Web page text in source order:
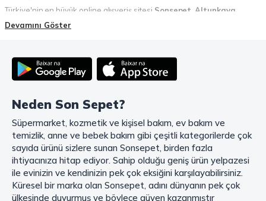
Türkiye'nin en büyük online alışveriş sitesi Sonsepet Altunkaya
Holdinggüvencesiyle hizmet vermektedir! Sonsepet, online alışveriş
teslimat ve güvenli ödeme seçenekleriyle, alışveriş yaparken
zamanınızı ve paranızı en verimli şekilde kullanırsınız.
Mahmood Coffee ile Kahve Keyfinizi Sonsepet'te Yaşayın!
Mahmood Coffee markasının eşsiz lezzetleriyle tanışın ve kahve
keyfinizi doruklara çıkarın. Filtre ve çekirdek kahve, kapsül kahve,
granül kahve, gold kahve, klasik kahve ve Türk kahvesi gibi birbirinden
lezzetli seçenekler arasından favorinizi seçin. Eğer pratik ve hızlı bir
kahve arıyorsanız, hazır Türk kahvesi ve cappuccino gibi seçenekler de
sizleri bekliyor. Sıcak çikolata ve kahve kreması ile kahve keyfinize
lezzet katabilirsiniz. Kahve tutkunlarının vazgeçilmezi olan bu ürünler,
Devamını Göster
Neden Son Sepet?
Süpermarket, kozmetik ve kişisel bakım, ev bakım ve
temizlik, anne ve bebek bakım gibi çeşitli kategorilerde çok
sayıda ürünü sizlere sunan Sonsepet, birden fazla
ihtiyacınıza hitap ediyor. Sahip olduğu geniş ürün yelpazesi
ile evinizin ve kendinizin pek çok eksiğini karşılayabilirsiniz.
Küresel bir marka olan Sonsepet, adını dünyanın pek çok
ülkesinde duyurmuş ve böylece güven kazanmıştır